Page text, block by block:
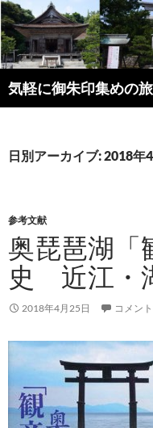
コ
ン
テ
ン
ツ
へ
ッ
気軽に御朱印集めの
索
日別アーカイブ: 2018年
参考文献
奥琵琶湖「
史 近江・
2018年4月25日 コメン